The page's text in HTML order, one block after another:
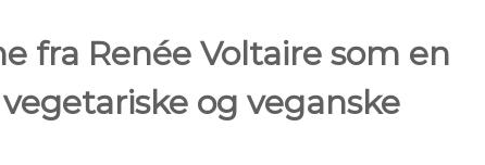
fra Renée Voltaire som en
og veganske